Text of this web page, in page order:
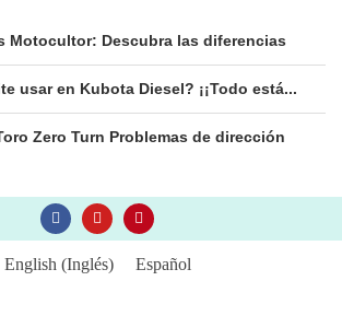
Motocultor: Descubra las diferencias
usar en Kubota Diesel? ¡¡Todo está...
Zero Turn Problemas de dirección
English (Inglés) Español